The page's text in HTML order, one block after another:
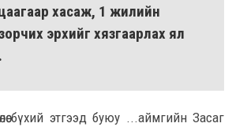
хасаж, 1 жилийн
эрхийг хязгаарлах ял
бүхий этгээд буюу ...аймгийн Засаг